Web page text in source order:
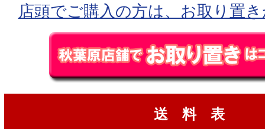
店頭でご購入の方は、お取り置
送 料 表